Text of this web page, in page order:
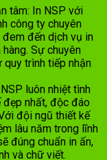
tâm: In NSP với
công ty chuyên
đem đến dịch vụ in
Sự chuyên
trình tiếp nhận
luôn nhiệt tình
nhất, độc đáo
đội ngũ thiết kế
lâu năm trong lĩnh
đúng chuẩn in ấn,
và chữ viết.